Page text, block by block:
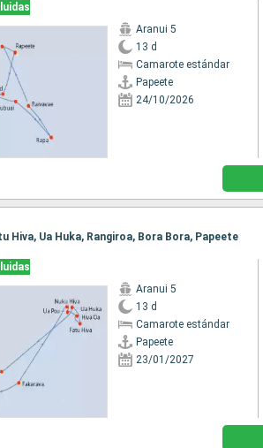
Aranui 5
13 d
Camarote estándar
Papeete
24/10/2026
Hiva, Ua Huka, Rangiroa, Bora Bora, Papeete
Aranui 5
13 d
Camarote estándar
Papeete
23/01/2027